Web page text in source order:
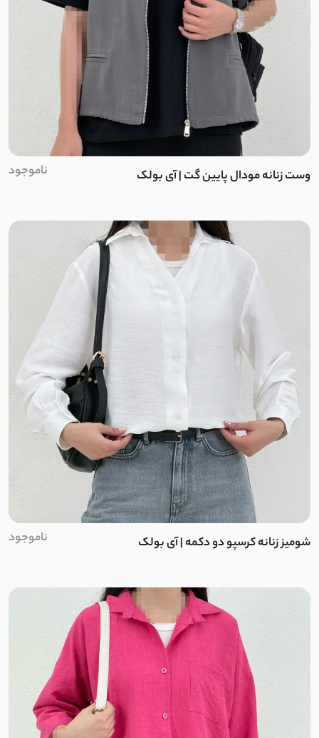
پرشیا
دورس تو کرک
کرکره ای
پنبه ضخیم
نخ و پنبه ضخیم
اسپان تو کرک
دلوا کتان
هایدی تی سی
توییت
پشمی نرم و لطیف
دورس سه نخ بدون کرک
دورس مراکشی
طلقی
دو نخ
وست زنانه مودال پایین گت | آی بولک ناموجود
شومیز زنانه کرسپو دو دکمه | آی بولک ناموجود